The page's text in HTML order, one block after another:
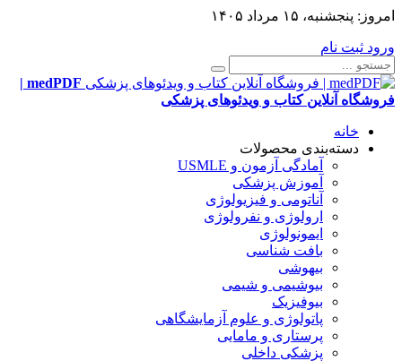
امروز: پنجشنبه، ۱۵ مرداد ۱۴۰۵
ورود ثبت نام
medPDF |
فروشگاه آنلاین کتاب و ویدئوهای پزشکی
خانه
دسته‌بندی محصولات
آمادگی آزمون و USMLE
آموزش پزشکی
آناتومی و فیزیولوژی
ارولوژی و نفرولوژی
ایمونولوژی
بافت شناسی
بیهوشی
بیوشیمی و شیمی
بیوفیزیک
پاتولوژی و علوم آزمایشگاهی
پرستاری و مامایی
پزشکی داخلی